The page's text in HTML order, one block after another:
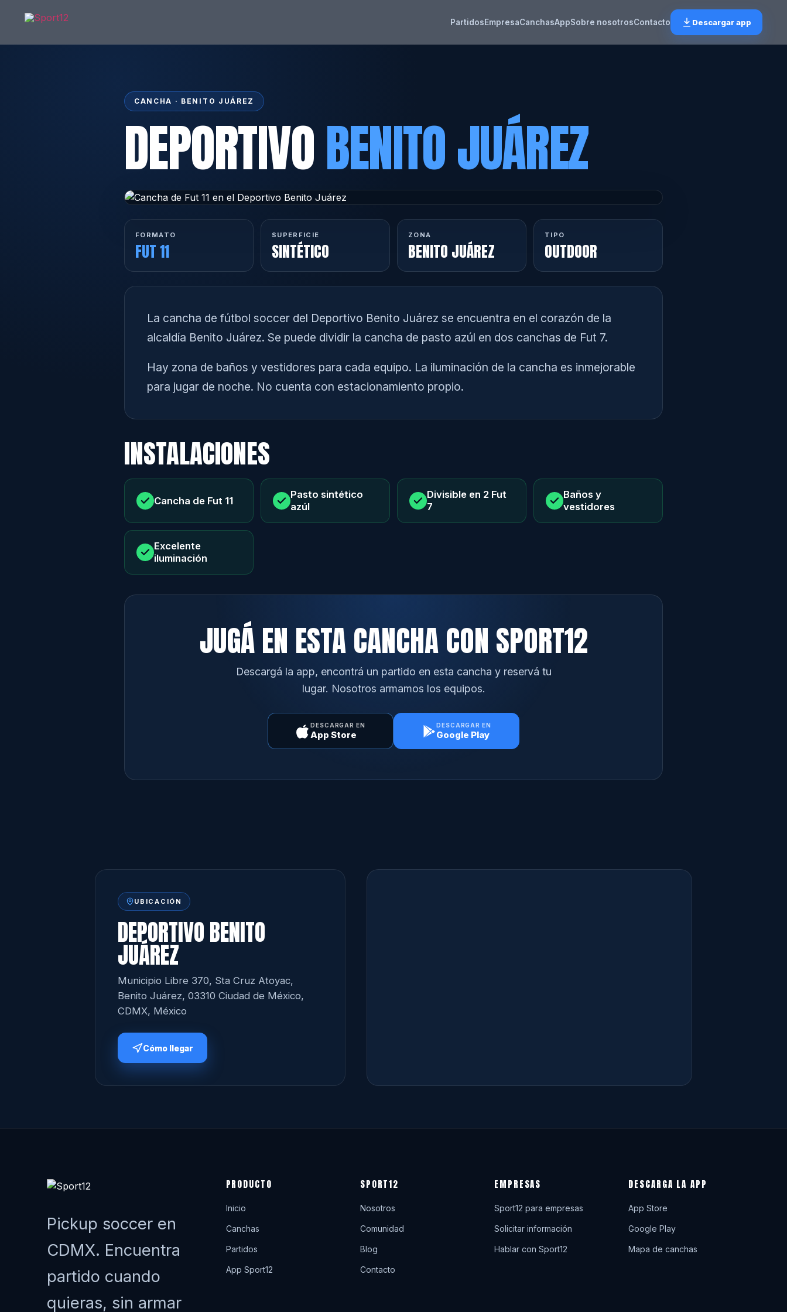
PartidosEmpresaCanchasAppSobre nosotrosContacto Descargar app
CANCHA · BENITO JUÁREZ
DEPORTIVOBENITO JUÁREZ
FORMATO
FUT 11
SUPERFICIE
SINTÉTICO
ZONA
BENITO JUÁREZ
TIPO
OUTDOOR
La cancha de fútbol soccer del Deportivo Benito Juárez se encuentra en el corazón de la
alcaldía Benito Juárez. Se puede dividir la cancha de pasto azúl en dos canchas de Fut 7.
Hay zona de baños y vestidores para cada equipo. La iluminación de la cancha es inmejorable
para jugar de noche. No cuenta con estacionamiento propio.
INSTALACIONES
Cancha de Fut 11
Pasto sintético
azúl
Divisible en 2 Fut
7
Baños y
vestidores
Excelente
iluminación
JUGÁ EN ESTA CANCHA CON SPORT12
Descargá la app, encontrá un partido en esta cancha y reservá tu
lugar. Nosotros armamos los equipos.
DESCARGAR EN
App Store
DESCARGAR EN
Google Play
UBICACIÓN
DEPORTIVO BENITO
JUÁREZ
Municipio Libre 370, Sta Cruz Atoyac,
Benito Juárez, 03310 Ciudad de México,
CDMX, México
Cómo llegar
Pickup soccer en
CDMX. Encuentra
partido cuando
quieras, sin armar
PRODUCTO
Inicio
Canchas
Partidos
App Sport12
SPORT12
Nosotros
Comunidad
Blog
Contacto
EMPRESAS
Sport12 para empresas
Solicitar información
Hablar con Sport12
DESCARGA LA APP
App Store
Google Play
Mapa de canchas